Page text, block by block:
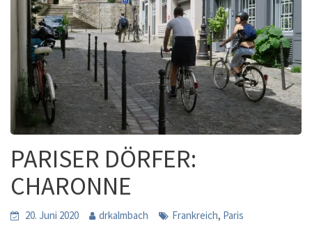
PARISER DÖRFER:
CHARONNE
20. Juni 2020 drkalmbach Frankreich, Paris